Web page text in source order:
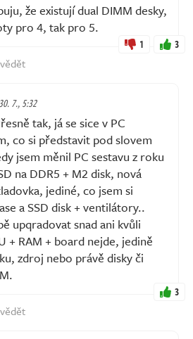
že existují dual DIMM desky,
pro 4, tak pro 5.
1 3
7., 5:32
tak, já se sice v PC
co si představit pod slovem
jsem měnil PC sestavu z roku
na DDR5 + M2 disk, nová
jediné, co jsem si
a SSD disk + ventilátory..
upqradovat snad ani kvůli
+ RAM + board nejde, jedině
zdroj nebo právě disky či
3